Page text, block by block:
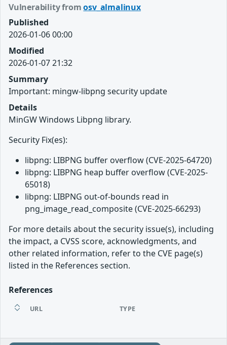
Vulnerability fromosv_almalinux
Published
2026-01-06 00:00
Modified
2026-01-07 21:32
Summary
Important: mingw-libpng security update
Details
MinGW Windows Libpng library.
Security Fix(es):
libpng: LIBPNG buffer overflow (CVE-2025-64720)
libpng: LIBPNG heap buffer overflow (CVE-2025-
65018)
libpng: LIBPNG out-of-bounds read in
png_image_read_composite (CVE-2025-66293)
For more details about the security issue(s), including
the impact, a CVSS score, acknowledgments, and
other related information, refer to the CVE page(s)
listed in the References section.
References
URL TYPE